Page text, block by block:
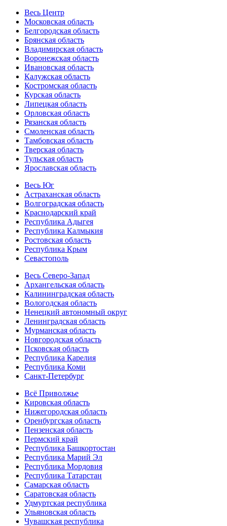
Весь Центр
Московская область
Белгородская область
Брянская область
Владимирская область
Воронежская область
Ивановская область
Калужская область
Костромская область
Курская область
Липецкая область
Орловская область
Рязанская область
Смоленская область
Тамбовская область
Тверская область
Тульская область
Ярославская область
Весь Юг
Астраханская область
Волгоградская область
Краснодарский край
Республика Адыгея
Республика Калмыкия
Ростовская область
Республика Крым
Севастополь
Весь Северо-Запад
Архангельская область
Калининградская область
Вологодская область
Ненецкий автономный округ
Ленинградская область
Мурманская область
Новгородская область
Псковская область
Республика Карелия
Республика Коми
Санкт-Петербург
Всё Приволжье
Кировская область
Нижегородская область
Оренбургская область
Пензенская область
Пермский край
Республика Башкортостан
Республика Марий Эл
Республика Мордовия
Республика Татарстан
Самарская область
Саратовская область
Удмуртская республика
Ульяновская область
Чувашская республика